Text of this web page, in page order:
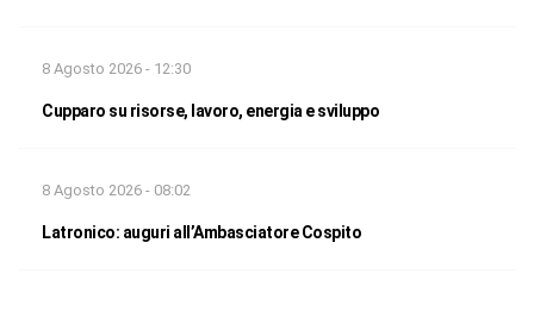
8 Agosto 2026 - 12:30
Cupparo su risorse, lavoro, energia e sviluppo
8 Agosto 2026 - 08:02
Latronico: auguri all’Ambasciatore Cospito